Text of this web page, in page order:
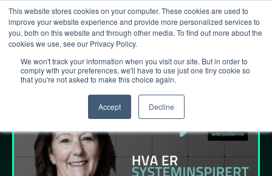
This website stores cookies on your computer. These cookies are used to
improve your website experience and provide more personalized services to
you, both on this website and through other media. To find out more about the
cookies we use, see our Privacy Policy.
We won't track your information when you visit our site. But in order to
comply with your preferences, we'll have to use just one tiny cookie so
that you're not asked to make this choice again.
Accept Decline
Lederpodden 10okt2025 282 Del